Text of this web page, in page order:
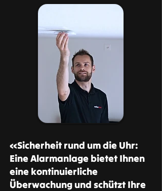
«Sicherheit rund um die Uhr:
Eine Alarmanlage bietet Ihnen
eine kontinuierliche
Überwachung und schützt Ihre